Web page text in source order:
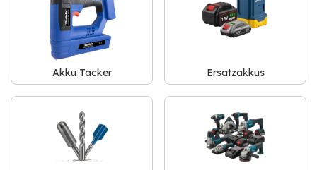
Akku Tacker Ersatzakkus